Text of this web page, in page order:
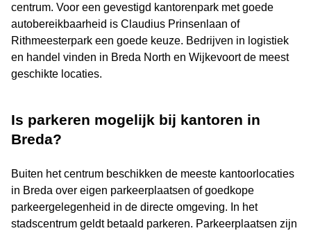
centrum. Voor een gevestigd kantorenpark met goede
autobereikbaarheid is Claudius Prinsenlaan of
Rithmeesterpark een goede keuze. Bedrijven in logistiek
en handel vinden in Breda North en Wijkevoort de meest
geschikte locaties.
Is parkeren mogelijk bij kantoren in
Breda?
Buiten het centrum beschikken de meeste kantoorlocaties
in Breda over eigen parkeerplaatsen of goedkope
parkeergelegenheid in de directe omgeving. In het
stadscentrum geldt betaald parkeren. Parkeerplaatsen zijn